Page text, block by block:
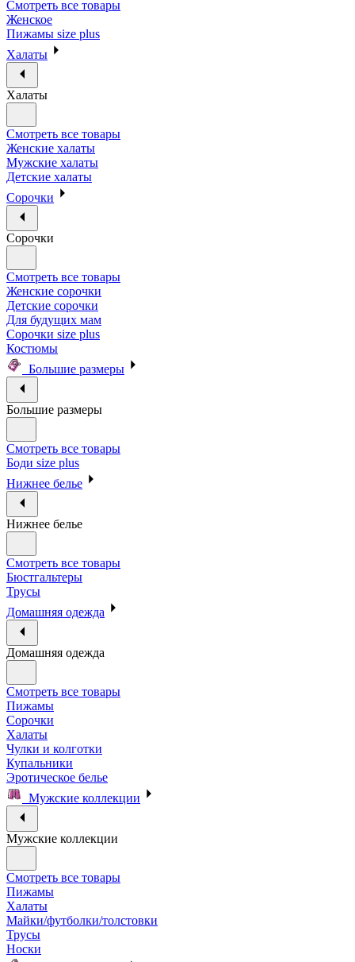
Смотреть все товары
Женское
Пижамы size plus
Халаты
Халаты
Смотреть все товары
Женские халаты
Мужские халаты
Детские халаты
Сорочки
Сорочки
Смотреть все товары
Женские сорочки
Детские сорочки
Для будущих мам
Сорочки size plus
Костюмы
Большие размеры
Большие размеры
Смотреть все товары
Боди size plus
Нижнее белье
Нижнее белье
Смотреть все товары
Бюстгальтеры
Трусы
Домашняя одежда
Домашняя одежда
Смотреть все товары
Пижамы
Сорочки
Халаты
Чулки и колготки
Купальники
Эротическое белье
Мужские коллекции
Мужские коллекции
Смотреть все товары
Пижамы
Халаты
Майки/футболки/толстовки
Трусы
Носки